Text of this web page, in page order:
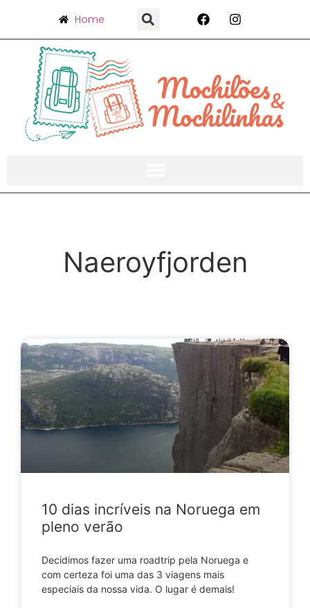
Home
Naeroyfjorden
10 dias incríveis na Noruega em
pleno verão
Decidimos fazer uma roadtrip pela Noruega e
com certeza foi uma das 3 viagens mais
especiais da nossa vida. O lugar é demais!